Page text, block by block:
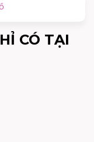
CÓ TẠI